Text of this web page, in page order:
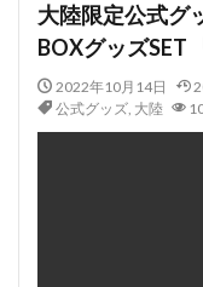
大陸限定公式グ
BOXグッズSET
2022年10月14日
公式グッズ, 大陸